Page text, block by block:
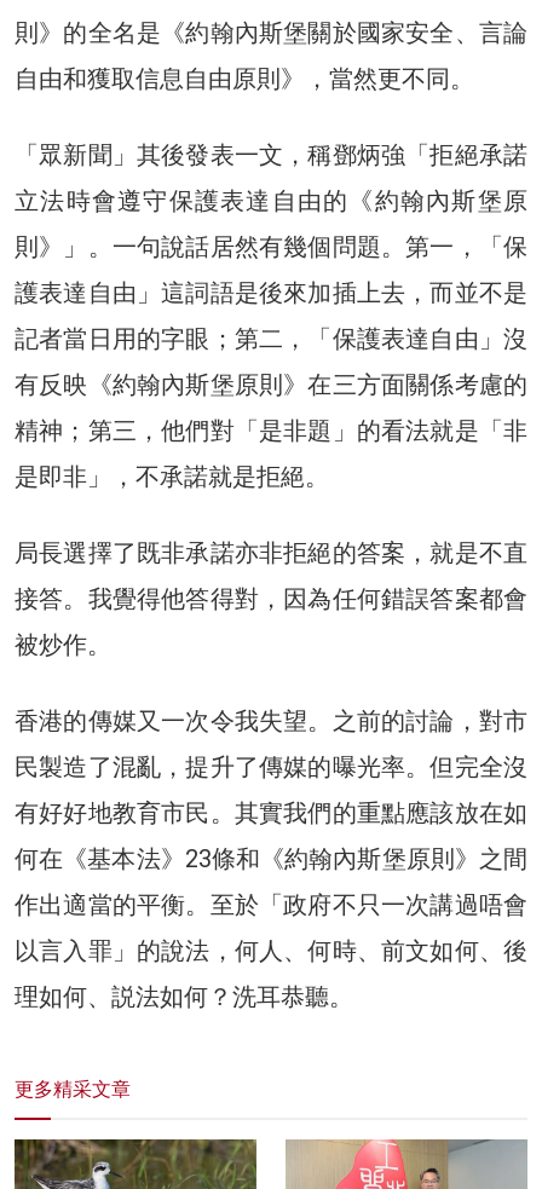
則》的全名是《約翰內斯堡關於國家安全、言論
自由和獲取信息自由原則》，當然更不同。
「眾新聞」其後發表一文，稱鄧炳強「拒絕承諾
立法時會遵守保護表達自由的《約翰內斯堡原
則》」。一句說話居然有幾個問題。第一，「保
護表達自由」這詞語是後來加插上去，而並不是
記者當日用的字眼；第二，「保護表達自由」沒
有反映《約翰內斯堡原則》在三方面關係考慮的
精神；第三，他們對「是非題」的看法就是「非
是即非」，不承諾就是拒絕。
局長選擇了既非承諾亦非拒絕的答案，就是不直
接答。我覺得他答得對，因為任何錯誤答案都會
被炒作。
香港的傳媒又一次令我失望。之前的討論，對市
民製造了混亂，提升了傳媒的曝光率。但完全沒
有好好地教育市民。其實我們的重點應該放在如
何在《基本法》23條和《約翰內斯堡原則》之間
作出適當的平衡。至於「政府不只一次講過唔會
以言入罪」的說法，何人、何時、前文如何、後
理如何、説法如何？洗耳恭聽。
更多精采文章